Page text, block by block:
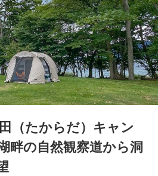
（たからだ）キャン
畔の自然観察道から洞